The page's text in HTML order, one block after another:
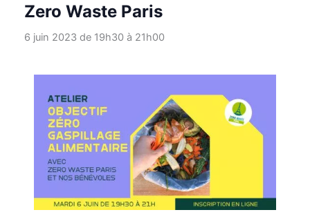
Zero Waste Paris
6 juin 2023 de 19h30à 21h00